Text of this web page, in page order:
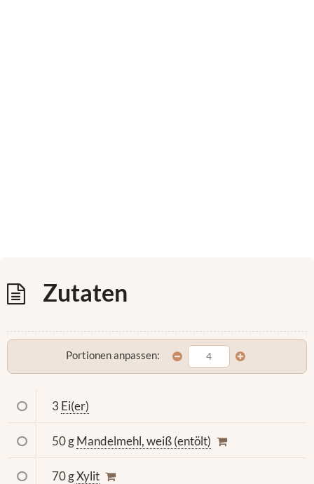
Zutaten
Portionen anpassen:
3 Ei(er)
50 gMandelmehl, weiß (entölt)
70 gXylit